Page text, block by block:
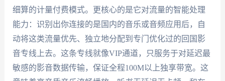
细算的计量付费模式。更核心的是它对流量的智能处理
能力：识别出你连接的是国内的音乐或音频应用后，自
动将这类流量优先、独立地分配到专门优化过的回国影
音专线上去。这条专线就像VIP通道，只服务于对延迟最
敏感的影音数据传输，保证全程100M以上独享带宽。这